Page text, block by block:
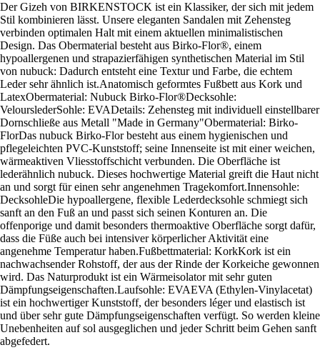
Der Gizeh von BIRKENSTOCK ist ein Klassiker, der sich mit jedem
Stil kombinieren lässt. Unsere eleganten Sandalen mit Zehensteg
verbinden optimalen Halt mit einem aktuellen minimalistischen
Design. Das Obermaterial besteht aus Birko-Flor®, einem
hypoallergenen und strapazierfähigen synthetischen Material im Stil
von nubuck: Dadurch entsteht eine Textur und Farbe, die echtem
Leder sehr ähnlich ist.Anatomisch geformtes Fußbett aus Kork und
LatexObermaterial: Nubuck Birko-Flor®Decksohle:
VelourslederSohle: EVADetails: Zehensteg mit individuell einstellbarer
Dornschließe aus Metall "Made in Germany"Obermaterial: Birko-
FlorDas nubuck Birko-Flor besteht aus einem hygienischen und
pflegeleichten PVC-Kunststoff; seine Innenseite ist mit einer weichen,
wärmeaktiven Vliesstoffschicht verbunden. Die Oberfläche ist
lederähnlich nubuck. Dieses hochwertige Material greift die Haut nicht
an und sorgt für einen sehr angenehmen Tragekomfort.Innensohle:
DecksohleDie hypoallergene, flexible Lederdecksohle schmiegt sich
sanft an den Fuß an und passt sich seinen Konturen an. Die
offenporige und damit besonders thermoaktive Oberfläche sorgt dafür,
dass die Füße auch bei intensiver körperlicher Aktivität eine
angenehme Temperatur haben.Fußbettmaterial: KorkKork ist ein
nachwachsender Rohstoff, der aus der Rinde der Korkeiche gewonnen
wird. Das Naturprodukt ist ein Wärmeisolator mit sehr guten
Dämpfungseigenschaften.Laufsohle: EVAEVA (Ethylen-Vinylacetat)
ist ein hochwertiger Kunststoff, der besonders léger und elastisch ist
und über sehr gute Dämpfungseigenschaften verfügt. So werden kleine
Unebenheiten auf sol ausgeglichen und jeder Schritt beim Gehen sanft
abgefedert.